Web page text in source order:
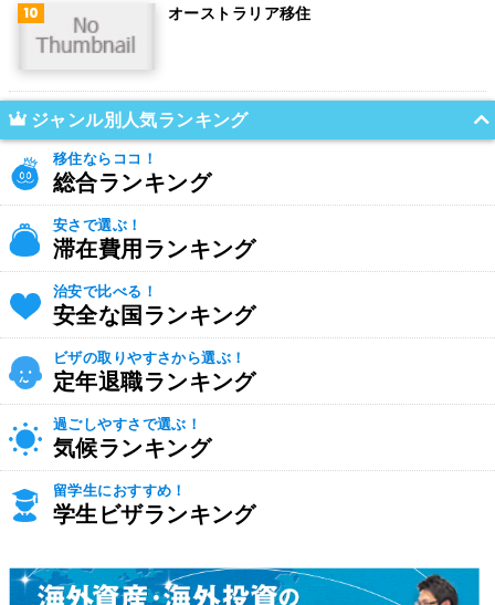
オーストラリア移住
ジャンル別人気ランキング
移住ならココ！
総合ランキング
安さで選ぶ！
滞在費用ランキング
治安で比べる！
安全な国ランキング
ビザの取りやすさから選ぶ！
定年退職ランキング
過ごしやすさで選ぶ！
気候ランキング
留学生におすすめ！
学生ビザランキング